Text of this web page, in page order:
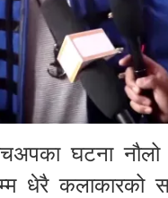
घटना
धेरै कलाकारको